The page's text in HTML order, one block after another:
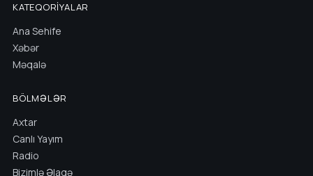
KATEQORIYALAR
Ana Sehife
Xəbər
Məqalə
BÖLMƏLƏR
Axtar
Canlı Yayım
Radio
Bizimlə Əlaqə